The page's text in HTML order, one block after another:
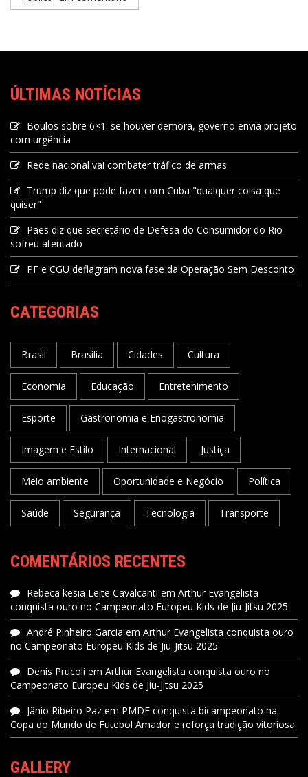
ÚLTIMAS NOTÍCIAS
Boulos sobre 6×1: se houver demora, governo envia projeto
com urgência
Rede nacional vai combater tráfico de armas
Trump diz que pode fazer com Cuba "qualquer coisa que
quiser"
Paes diz que secretário de Defesa do Consumidor do Rio
sofreu atentado
PF e CGU deflagram nova fase da Operação Sem Desconto
CATEGORIAS
Brasil Brasília Cidades Cultura
Economia Educação Entretenimento
Esporte Gastronomia e Enogastronomia
Imagem e Estilo Internacional Justiça
Meio ambiente Oportunidade e Negócio Política
Saúde Segurança Tecnologia Transporte
COMENTÁRIOS RECENTES
Rebeca kesia Leite Cavalcanti em Arthur Evangelista
conquista ouro no Campeonato Europeu Kids de Jiu-Jitsu 2025
André Pinheiro Garcia em Arthur Evangelista conquista ouro
no Campeonato Europeu Kids de Jiu-Jitsu 2025
Denis Prucoli em Arthur Evangelista conquista ouro no
Campeonato Europeu Kids de Jiu-Jitsu 2025
Jânio Ribeiro Paz em PMDF conquista bicampeonato na
Copa do Mundo de Futebol Amador e reforça tradição vitoriosa
GALLERY